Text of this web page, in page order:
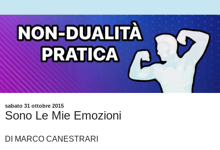
sabato 31 ottobre 2015
Sono Le Mie Emozioni
DI MARCO CANESTRARI